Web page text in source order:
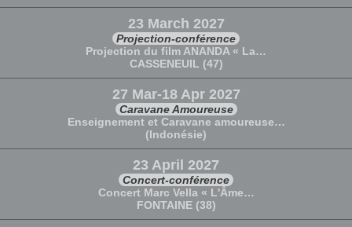
23 March 2027
Projection-conférence
Projection du film ANANDA « La…
CASSENEUIL (47)
27 Mar-18 Apr 2027
Caravane Amoureuse
Enseignement et Caravane amoureuse…
(Indonésie)
23 April 2027
Concert-conférence
Concert Marc Vella « L'Âme…
FONTAINE (38)